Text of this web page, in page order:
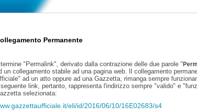
Permanente
termine "Permalink", derivato dalla contrazione delle due parole "
un collegamento stabile ad una pagina web. Il collegamento
ad un atto oppure ad una Gazzetta, rimanga sempre
seguente link, pertanto, rappresenta l'indirizzo sempre "valido" e
selezionata:
eli/id/2016/06/10/16E02683/s4